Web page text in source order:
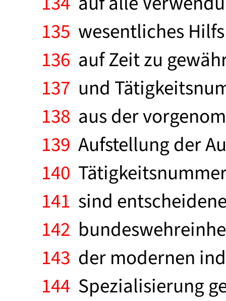
135 wesentliches
136 auf Zeit zu
137 und
138 aus der
139 Aufstellung der
140
141 sind
142
143 der modernen
144 Spezialisierung